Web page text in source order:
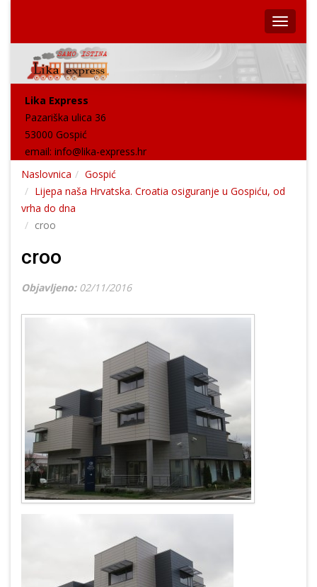
Lika Express
Pazariška ulica 36
53000 Gospić
email: info@lika-express.hr
Naslovnica
Gospić
Lijepa naša Hrvatska. Croatia osiguranje u Gospiću, od
vrha do dna
croo
croo
Objavljeno: 02/11/2016